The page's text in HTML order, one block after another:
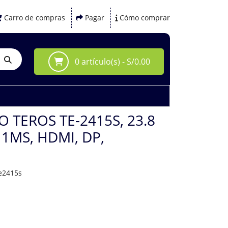
Carro de compras Pagar Cómo comprar
0 artículo(s) - S/0.00
TEROS TE-2415S, 23.8
HDMI, DP,